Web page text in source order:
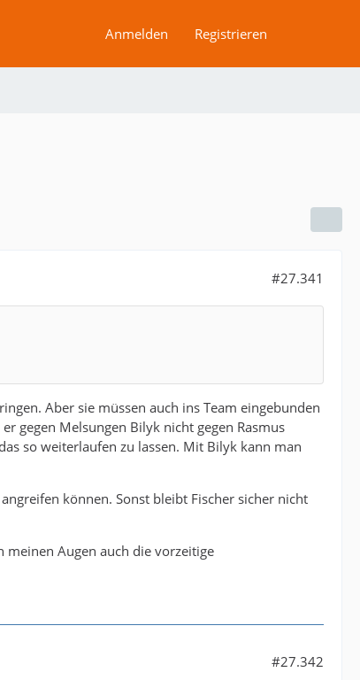
Anmelden Registrieren
#27.341
Aber sie müssen auch ins Team eingebunden
gegen Melsungen Bilyk nicht gegen Rasmus
so weiterlaufen zu lassen. Mit Bilyk kann man
können. Sonst bleibt Fischer sicher nicht
meinen Augen auch die vorzeitige
#27.342